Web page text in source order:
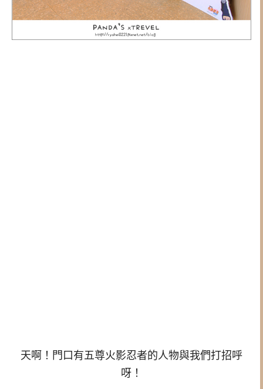
天啊！門口有五尊火影忍者的人物與我們打招呼
呀！